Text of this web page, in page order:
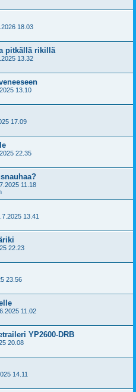
18.03
pitkällä rikillä
13.32
13.10
17.09
22.35
11.18
13.41
22.23
23.56
11.02
YP2600-DRB
20.08
14.11